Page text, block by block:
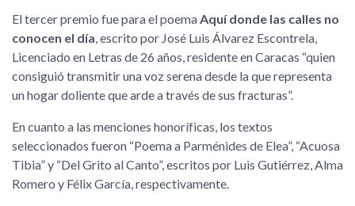
El tercer premio fue para el poema Aquí donde las calles no
conocen el día , escrito por José Luis Álvarez Escontrela,
Licenciado en Letras de 26 años, residente en Caracas “quien
consiguió transmitir una voz serena desde la que representa
un hogar doliente que arde a través de sus fracturas”.
En cuanto a las menciones honoríficas, los textos
seleccionados fueron “Poema a Parménides de Elea”, “Acuosa
Tibia” y “Del Grito al Canto”, escritos por Luis Gutiérrez, Alma
Romero y Félix García, respectivamente.